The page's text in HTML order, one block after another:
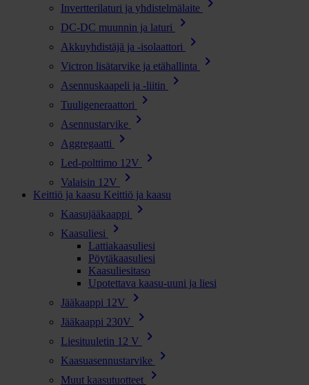
Invertterilaturi ja yhdistelmälaite
DC-DC muunnin ja laturi chevron_right
Akkuyhdistäjä ja -isolaattori chevron_right
Victron lisätarvike ja etähallinta chevron_right
Asennuskaapeli ja -liitin chevron_right
Tuuligeneraattori chevron_right
Asennustarvike chevron_right
Aggregaatti chevron_right
Led-polttimo 12V chevron_right
Valaisin 12V chevron_right
Keittiö ja kaasu Keittiö ja kaasu
Kaasujääkaappi
chevron_right
Kaasuliesi chevron_right
Lattiakaasuliesi
Pöytäkaasuliesi
Kaasuliesitaso
Upotettava kaasu-uuni ja liesi
Jääkaappi 12V
chevron_right
Jääkaappi 230V chevron_right
Liesituuletin 12 V chevron_right
Kaasuasennustarvike chevron_right
Muut kaasutuotteet chevron_right